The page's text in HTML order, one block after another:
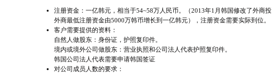
注册资金：一亿韩元，相当于54~58万人民币。（2013年1月韩国修改了外商投
外商最低注册资金由5000万韩币增长到一亿韩元），注册资金需要实际到位。
客户需要提供的资料：
自然人做股东：身份证，护照复印件。
境内或境外公司做股东：营业执照和公司法人代表护照复印件。
韩国公司法人代表需要申请韩国签证
对公司成员人数的要求：